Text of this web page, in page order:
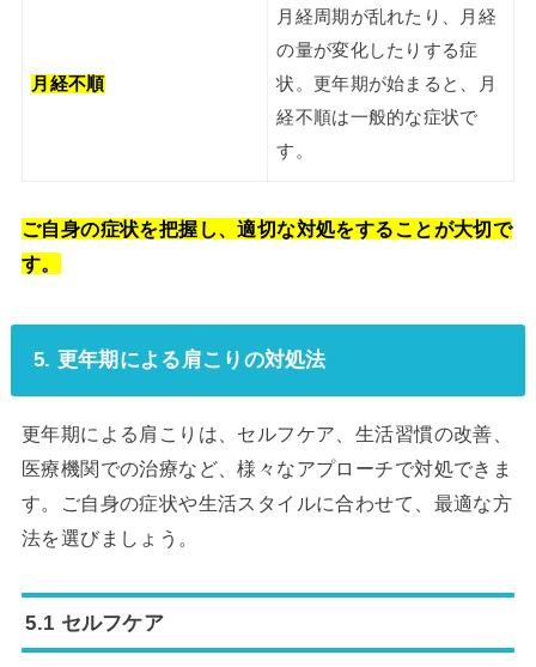
月経不順
月経周期が乱れたり、月経
の量が変化したりする症
状。更年期が始まると、月
経不順は一般的な症状で
す。
ご自身の症状を把握し、適切な対処をすることが大切で
す。
5. 更年期による肩こりの対処法
更年期による肩こりは、セルフケア、生活習慣の改善、
医療機関での治療など、様々なアプローチで対処できま
す。ご自身の症状や生活スタイルに合わせて、最適な方
法を選びましょう。
5.1 セルフケア